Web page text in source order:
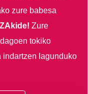
zure babesa
Zure
tokiko
indartzen lagunduko